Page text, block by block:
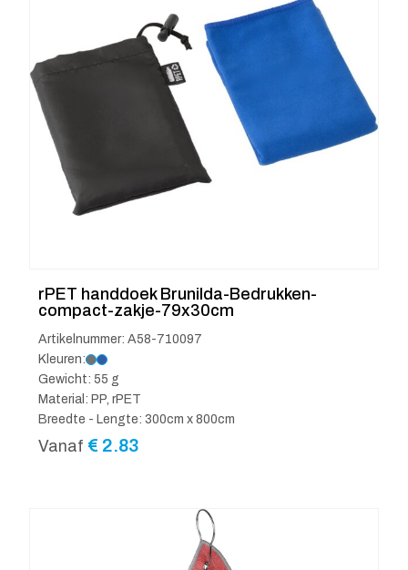
rPET handdoek Brunilda-Bedrukken-
compact-zakje-79x30cm
Artikelnummer: A58-710097
Kleuren:
Gewicht: 55 g
Material: PP, rPET
Breedte - Lengte: 300cm x 800cm
Vanaf € 2.83